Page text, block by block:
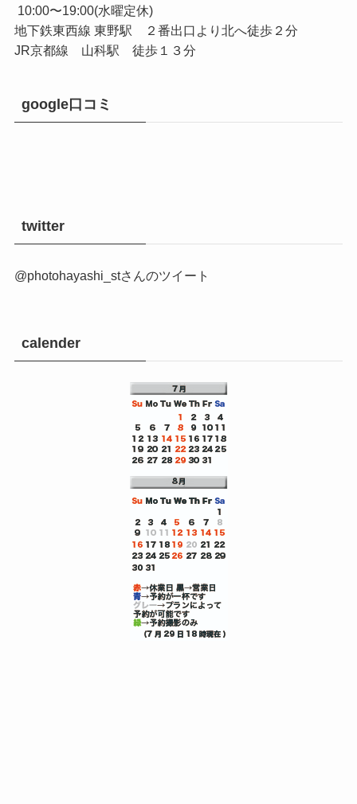
10:00〜19:00(水曜定休)
地下鉄東西線 東野駅 ２番出口より北へ徒歩２分
JR京都線 山科駅 徒歩１３分
google口コミ
twitter
@photohayashi_stさんのツイート
calender